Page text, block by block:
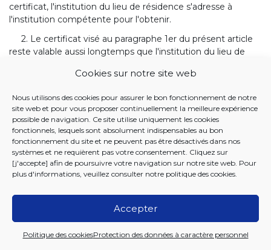
Cookies sur notre site web
Nous utilisons des cookies pour assurer le bon fonctionnement de notre
site web et pour vous proposer continuellement la meilleure expérience
possible de navigation. Ce site utilise uniquement les cookies
fonctionnels, lesquels sont absolument indispensables au bon
fonctionnement du site et ne peuvent pas être désactivés dans nos
systèmes et ne requièrent pas votre consentement. Cliquez sur
[j'accepte] afin de poursuivre votre navigation sur notre site web. Pour
plus d'informations, veuillez consulter notre politique des cookies.
Accepter
Politique des cookiesProtection des données à caractère personnel
certificat, l'institution du lieu de résidence s'adresse à
l'institution compétente pour l'obtenir.
2. Le certificat visé au paragraphe 1er du présent article
reste valable aussi longtemps que l'institution du lieu de
notification de son annulation.
3. L'institution du lieu de résidence avise l'institution
compétente de toute inscription qu'elle a enregistrée
conformément aux dispositions du paragraphe 1er du
présent article.
4. Lors de toute demande de prestations en nature,
l'intéressé présente les pièces justificatives requises en
vertu de la législation de l'Etat contractant sur le territoire
duquel il réside.
5. L'intéressé est tenu d'informer l'institution du lieu de
résidence de tout changement dans sa situation
susceptible de modifier le droit aux prestations en nature,